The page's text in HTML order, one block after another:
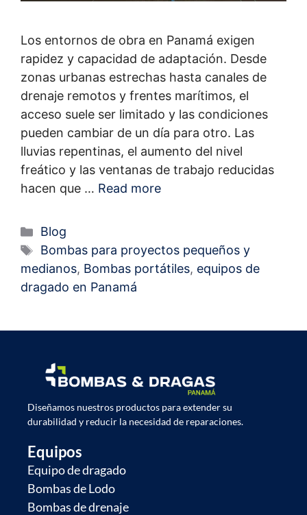
Los entornos de obra en Panamá exigen
rapidez y capacidad de adaptación. Desde
zonas urbanas estrechas hasta canales de
drenaje remotos y frentes marítimos, el
acceso suele ser limitado y las condiciones
pueden cambiar de un día para otro. Las
lluvias repentinas, el aumento del nivel
freático y las ventanas de trabajo reducidas
hacen que … Read more
Blog
Bombas para proyectos pequeños y
medianos, Bombas portátiles, equipos de
dragado en Panamá
Diseñamos nuestros productos para extender su
durabilidad y reducir la necesidad de reparaciones.
Equipos
Equipo de dragado
Bombas de Lodo
Bombas de drenaje